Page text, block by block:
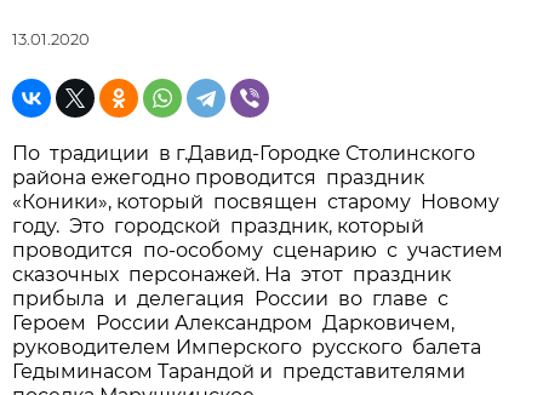
13.01.2020
По традиции в г.Давид-Городке Столинского
района ежегодно проводится праздник
«Коники», который посвящен старому Новому
году. Это городской праздник, который
проводится по-особому сценарию с участием
сказочных персонажей. На этот праздник
прибыла и делегация России во главе с
Героем России Александром Дарковичем,
руководителем Имперского русского балета
Гедыминасом Тарандой и представителями